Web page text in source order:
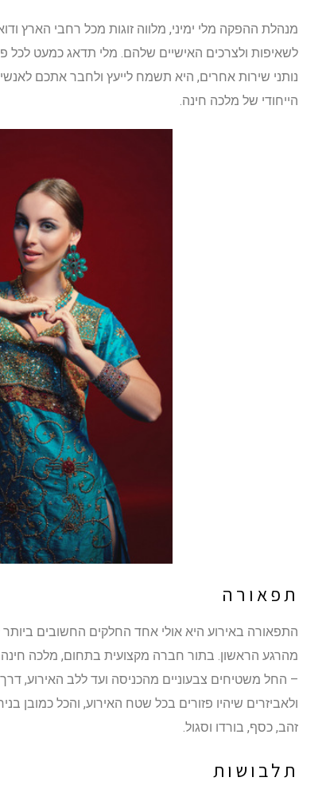
מנהלת ההפקה מלי ימיני, מלווה זוגות מכל רחבי הארץ
לשאיפות ולצרכים האישיים שלהם. מלי תדאג כמעט לכל
נותני שירות אחרים, היא תשמח לייעץ ולחבר אתכם
הייחודי של מלכה חינה.
תפאורה
התפאורה באירוע היא אולי אחד החלקים החשובים ביותר
מהרגע הראשון. בתור חברה מקצועית בתחום, מלכה חינה
– החל משטיחים צבעוניים מהכניסה ועד ללב האירוע,
ולאביזרים שיהיו פזורים בכל שטח האירוע, והכל כמובן
זהב, כסף, בורדו וסגול.
תלבושות